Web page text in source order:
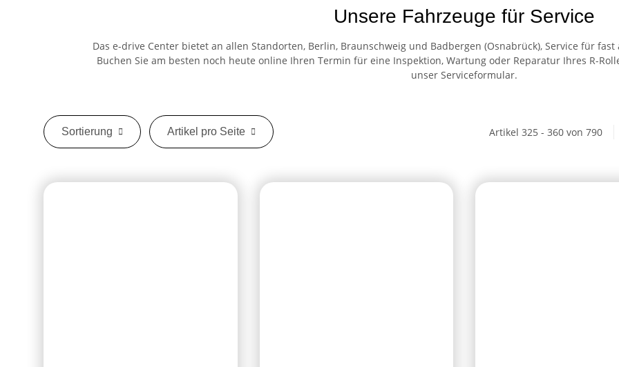
Unsere Fahrzeuge für Service
Das e-drive Center bietet an allen Standorten, Berlin, Braunschweig und Badbergen (Osnabrück), Service für
Buchen Sie am besten noch heute online Ihren Termin für eine Inspektion, Wartung oder Reparatur Ihres R-
unser Serviceformular.
Sortierung Artikel pro Seite Artikel 325 - 360 von 790